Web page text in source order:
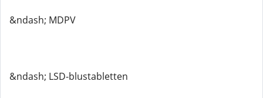
&ndash; MDPV
&ndash; LSD-blustabletten